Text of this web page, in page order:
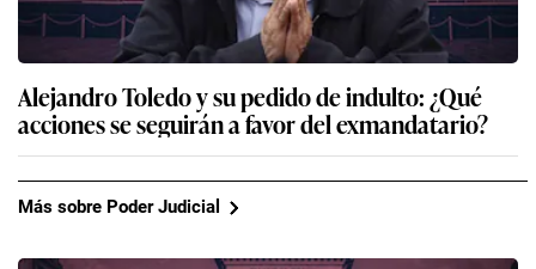
Alejandro Toledo y su pedido de indulto: ¿Qué
acciones se seguirán a favor del exmandatario?
Más sobre Poder Judicial